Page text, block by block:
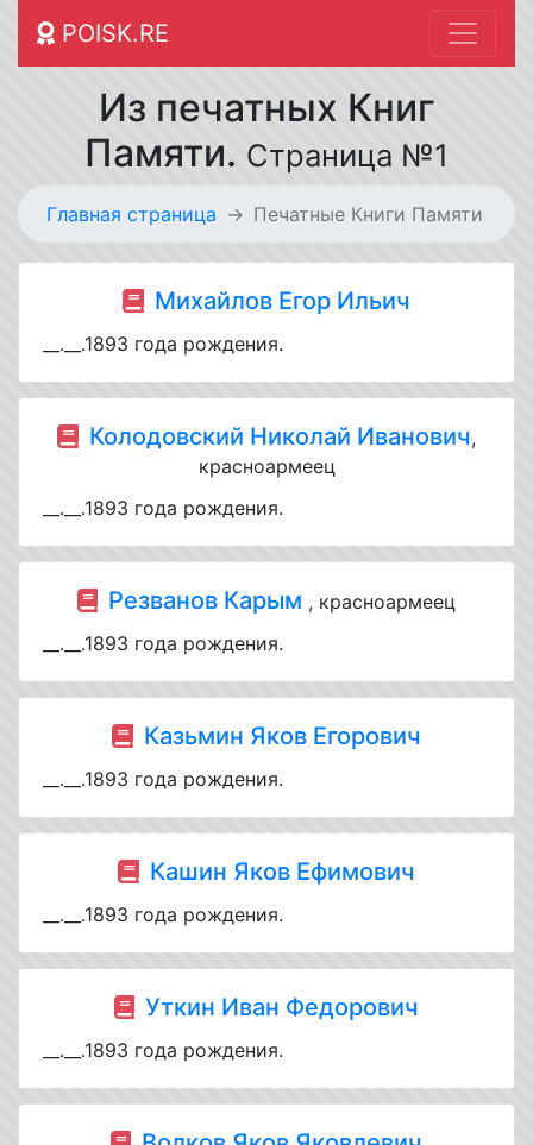
POISK.RE
Из печатных Книг
Памяти. Страница №1
Главная страница Печатные Книги Памяти
Михайлов Егор Ильич
__.__.1893 года рождения.
Колодовский Николай Иванович,
красноармеец
__.__.1893 года рождения.
Резванов Карым , красноармеец
__.__.1893 года рождения.
Казьмин Яков Егорович
__.__.1893 года рождения.
Кашин Яков Ефимович
__.__.1893 года рождения.
Уткин Иван Федорович
__.__.1893 года рождения.